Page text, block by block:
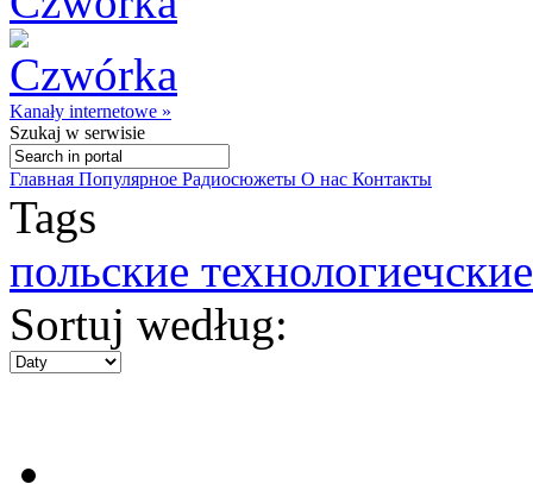
Kanały internetowe »
Szukaj w serwisie
Главная Популярное Радиосюжеты О нас Контакты
Tags
польские
Sortuj według: